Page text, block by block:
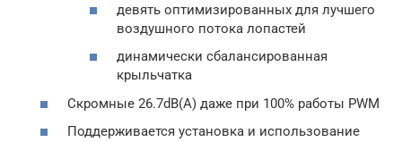
девять оптимизированных для лучшего
воздушного потока лопастей
динамически сбалансированная
крыльчатка
Скромные 26.7dB(A) даже при 100% работы PWM
Поддерживается установка и использование